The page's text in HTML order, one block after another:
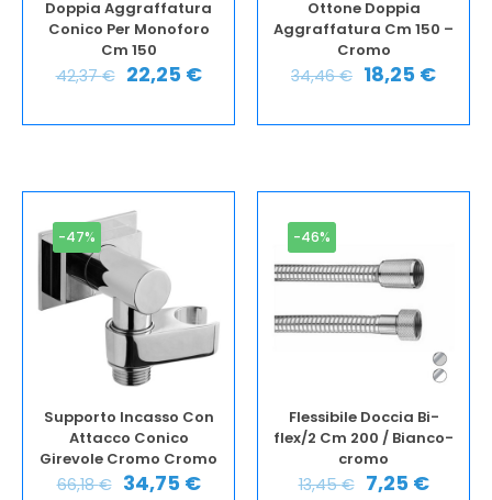
Doppia Aggraffatura
Conico Per Monoforo
Cm 150
42,37€ 22,25 €
Ottone Doppia
Aggraffatura Cm 150 –
Cromo
34,46€ 18,25 €
-47%
Supporto Incasso Con
Attacco Conico
Girevole Cromo Cromo
66,18€ 34,75 €
-46%
Flessibile Doccia Bi-
flex/2 Cm 200 / Bianco-
cromo
13,45€ 7,25 €